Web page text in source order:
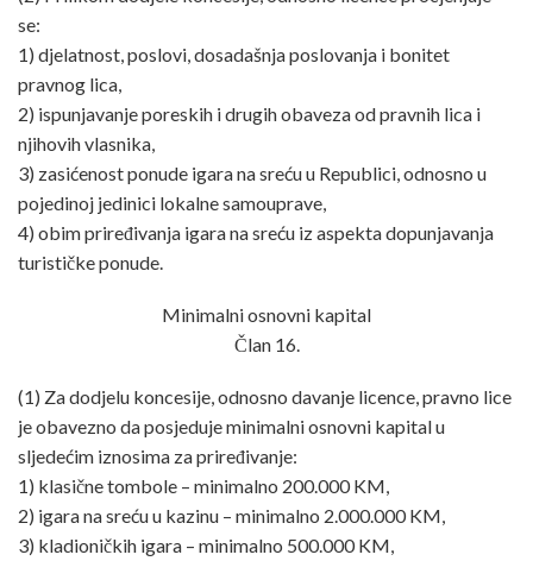
se:
1) djelatnost, poslovi, dosadašnja poslovanja i bonitet
pravnog lica,
2) ispunjavanje poreskih i drugih obaveza od pravnih lica i
njihovih vlasnika,
3) zasićenost ponude igara na sreću u Republici, odnosno u
pojedinoj jedinici lokalne samouprave,
4) obim priređivanja igara na sreću iz aspekta dopunjavanja
turističke ponude.
Minimalni osnovni kapital
Član 16.
(1) Za dodjelu koncesije, odnosno davanje licence, pravno lice
je obavezno da posjeduje minimalni osnovni kapital u
sljedećim iznosima za priređivanje:
1) klasične tombole – minimalno 200.000 KM,
2) igara na sreću u kazinu – minimalno 2.000.000 KM,
3) kladioničkih igara – minimalno 500.000 KM,